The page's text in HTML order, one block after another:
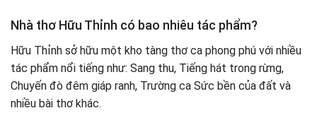
Nhà thơ Hữu Thỉnh có bao nhiêu tác phẩm?
Hữu Thỉnh sở hữu một kho tàng thơ ca phong phú với nhiều
tác phẩm nổi tiếng như: Sang thu, Tiếng hát trong rừng,
Chuyến đò đêm giáp ranh, Trường ca Sức bền của đất và
nhiều bài thơ khác.